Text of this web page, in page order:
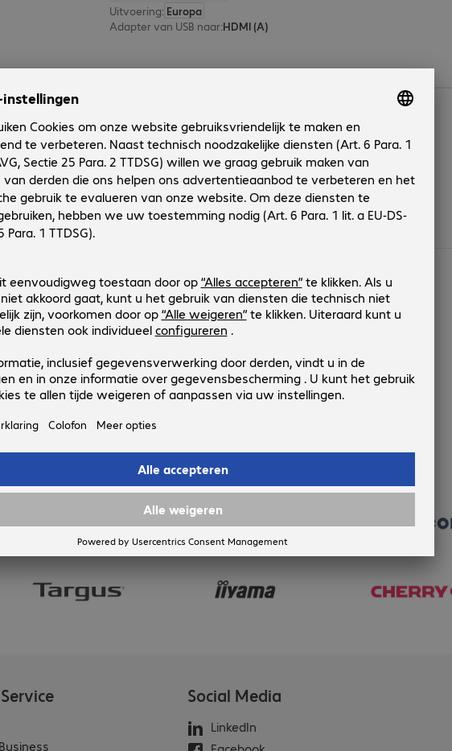
Uitvoering: Europa
Adapter van USB naar:HDMI (A)
Cable USB Type-C/m - HDMI/m 10m
Productnr.:
Fabrikant-nr.:
Uitvoering: Europa
Adapter van USB naar:HDMI (A)
Social Media
LinkedIn